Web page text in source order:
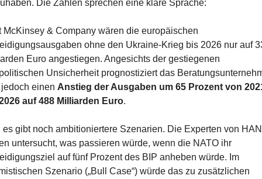
Die Zahlen sprechen eine klare Sprache:
McKinsey & Company wären die europäischen
ohne den Ukraine-Krieg bis 2026 nur auf
Euro angestiegen. Angesichts der gestiegenen
Unsicherheit prognostiziert das
einen Anstieg der Ausgaben um 65 Prozent von
auf 488 Milliarden Euro.
es gibt noch ambitioniertere Szenarien. Die Experten von
untersucht, was passieren würde, wenn die NATO ihr
auf fünf Prozent des BIP anheben würde. Im
Szenario („Bull Case“) würde das zu zusätzlichen